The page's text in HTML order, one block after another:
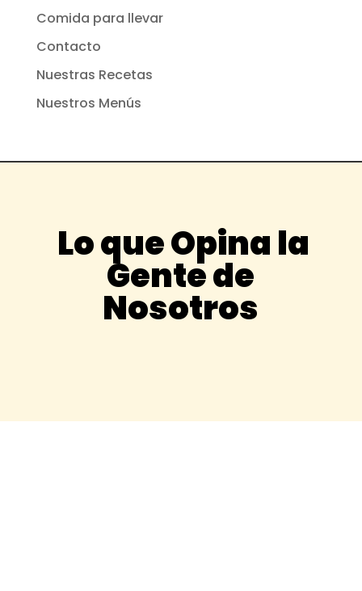
Comida para llevar
Contacto
Nuestras Recetas
Nuestros Menús
Lo que Opina la
Gente de
Nosotros